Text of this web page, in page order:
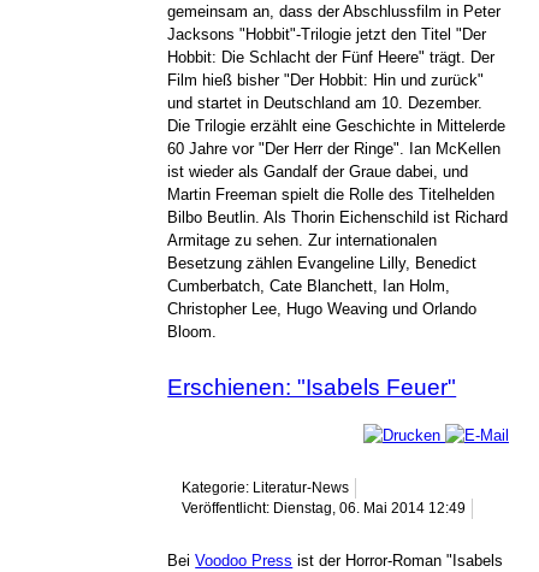
gemeinsam an, dass der Abschlussfilm in Peter
Jacksons "Hobbit"-Trilogie jetzt den Titel "Der
Hobbit: Die Schlacht der Fünf Heere" trägt. Der
Film hieß bisher "Der Hobbit: Hin und zurück"
und startet in Deutschland am 10. Dezember.
Die Trilogie erzählt eine Geschichte in Mittelerde
60 Jahre vor "Der Herr der Ringe". Ian McKellen
ist wieder als Gandalf der Graue dabei, und
Martin Freeman spielt die Rolle des Titelhelden
Bilbo Beutlin. Als Thorin Eichenschild ist Richard
Armitage zu sehen. Zur internationalen
Besetzung zählen Evangeline Lilly, Benedict
Cumberbatch, Cate Blanchett, Ian Holm,
Christopher Lee, Hugo Weaving und Orlando
Bloom.
Erschienen: "Isabels Feuer"
Kategorie: Literatur-News
Veröffentlicht: Dienstag, 06. Mai 2014 12:49
BeiVoodoo Press ist der Horror-Roman "Isabels